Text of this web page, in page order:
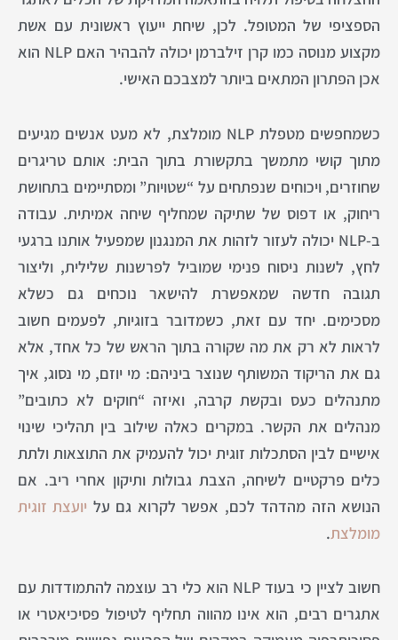
הספציפי של המטופל. לכן, שיחת ייעוץ ראשונית עם אשת
מקצוע מנוסה כמו קרן זילברמן יכולה להבהיר האם NLP הוא
אכן הפתרון המתאים ביותר למצבכם האישי.
כשמחפשים מטפלת NLP מומלצת, לא מעט אנשים מגיעים
מתוך קושי מתמשך בתקשורת בתוך הבית: אותם טריגרים
שחוזרים, ויכוחים שנפתחים על “שטויות” ומסתיימים בתחושת
ריחוק, או דפוס של שתיקה שמחליף שיחה אמיתית. עבודה
ב‑NLP יכולה לעזור לזהות את המנגנון שמפעיל אותנו ברגעי
לחץ, לשנות ניסוח פנימי שמוביל לפרשנות שלילית, וליצור
תגובה חדשה שמאפשרת להישאר נוכחים גם כשלא
מסכימים. יחד עם זאת, כשמדובר בזוגיות, לפעמים חשוב
לראות לא רק את מה שקורה בתוך הראש של כל אחד, אלא
גם את הריקוד המשותף שנוצר ביניהם: מי יוזם, מי נסוג, איך
מתנהלים כעס ובקשת קרבה, ואיזה “חוקים לא כתובים”
מנהלים את הקשר. במקרים כאלה שילוב בין תהליכי שינוי
אישיים לבין הסתכלות זוגית יכול להעמיק את התוצאות ולתת
כלים פרקטיים לשיחה, הצבת גבולות ותיקון אחרי ריב. אם
הנושא הזה מהדהד לכם, אפשר לקרוא גם על יועצת זוגית
מומלצת.
חשוב לציין כי בעוד NLP הוא כלי רב עוצמה להתמודדות עם
אתגרים רבים, הוא אינו מהווה תחליף לטיפול פסיכיאטרי או